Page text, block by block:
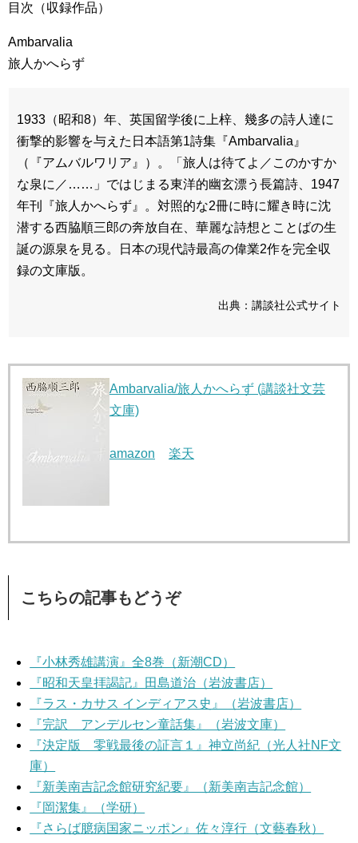
目次（収録作品）
Ambarvalia
旅人かへらず
1933（昭和8）年、英国留学後に上梓、幾多の詩人達に
衝撃的影響を与えた日本語第1詩集『Ambarvalia』
（『アムバルワリア』）。「旅人は待てよ／このかすか
な泉に／……」ではじまる東洋的幽玄漂う長篇詩、1947
年刊『旅人かへらず』。対照的な2冊に時に耀き時に沈
潜する西脇順三郎の奔放自在、華麗な詩想とことばの生
誕の源泉を見る。日本の現代詩最高の偉業2作を完全収
録の文庫版。
出典：講談社公式サイト
Ambarvalia/旅人かへらず (講談社文芸
文庫)
amazon 楽天
こちらの記事もどうぞ
『小林秀雄講演』全8巻（新潮CD）
『昭和天皇拝謁記』田島道治（岩波書店）
『ラス・カサス インディアス史』（岩波書店）
『完訳 アンデルセン童話集』（岩波文庫）
『決定版 零戦最後の証言１』神立尚紀（光人社NF文
庫）
『新美南吉記念館研究紀要』（新美南吉記念館）
『岡潔集』（学研）
『さらば臆病国家ニッポン』佐々淳行（文藝春秋）